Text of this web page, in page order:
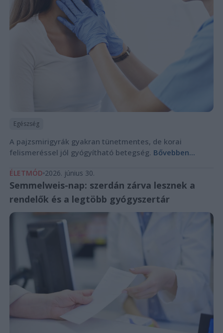
Egészség
A pajzsmirigyrák gyakran tünetmentes, de korai
felismeréssel jól gyógyítható betegség. Bővebben...
ÉLETMÓD 2026. június 30.
Semmelweis-nap: szerdán zárva lesznek a
rendelők és a legtöbb gyógyszertár